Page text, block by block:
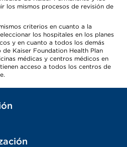
los mismos procesos de revisión de
criterios en cuanto a la
los hospitales en los planes
y en cuanto a todos los demás
Kaiser Foundation Health Plan
médicas y centros médicos en
acceso a todos los centros de